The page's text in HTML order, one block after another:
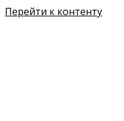
Перейти к контенту